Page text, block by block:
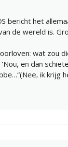
bericht het
de wereld is.
wat zou
en dan
ik krijg